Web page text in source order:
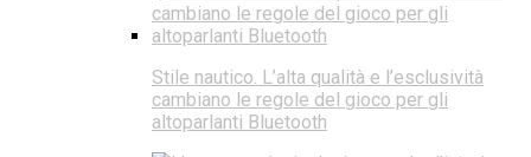
Stile nautico. L’alta qualità e l’esclusività
cambiano le regole del gioco per gli
altoparlanti Bluetooth